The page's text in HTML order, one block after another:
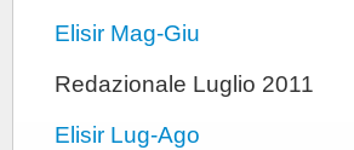
Elisir Mag-Giu
Redazionale Luglio 2011
Elisir Lug-Ago